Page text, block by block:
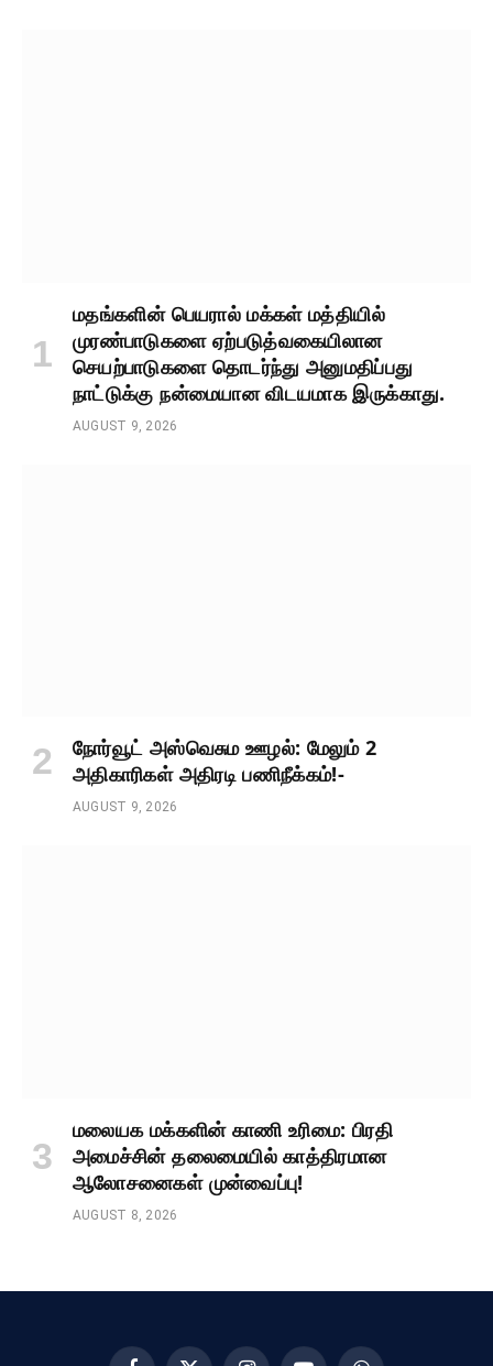
மதங்களின் பெயரால் மக்கள் மத்தியில்
முரண்பாடுகளை ஏற்படுத்வகையிலான
செயற்பாடுகளை தொடர்ந்து அனுமதிப்பது
நாட்டுக்கு நன்மையான விடயமாக இருக்காது.
AUGUST 9, 2026
நோர்வூட் அஸ்வெசும ஊழல்: மேலும் 2
அதிகாரிகள் அதிரடி பணிநீக்கம்!-
AUGUST 9, 2026
மலையக மக்களின் காணி உரிமை: பிரதி
அமைச்சின் தலைமையில் காத்திரமான
ஆலோசனைகள் முன்வைப்பு!
AUGUST 8, 2026